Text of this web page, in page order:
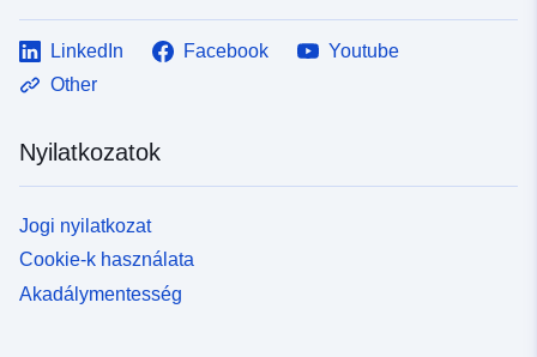
LinkedIn Facebook
Youtube
Other
Nyilatkozatok
Jogi nyilatkozat
Cookie-k használata
Akadálymentesség